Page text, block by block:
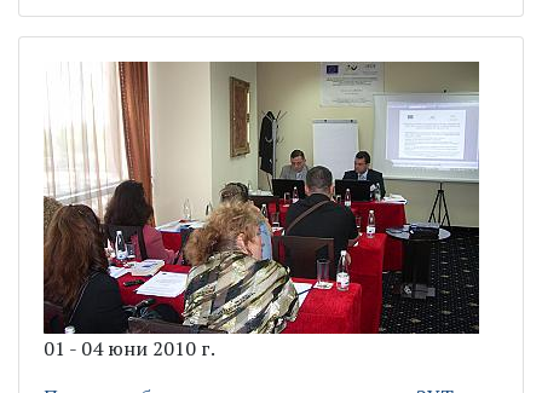
01 - 04 юни 2010 г.